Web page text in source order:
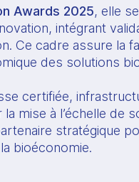
Awards 2025, elle
intégrant
Ce cadre assure la
des solutions
certifiée,
mise à l’échelle de
stratégique
bioéconomie.